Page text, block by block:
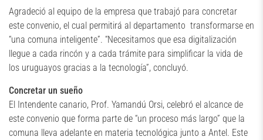
Agradeció al equipo de la empresa que trabajó para concretar
este convenio, el cual permitirá al departamento transformarse en
“una comuna inteligente”. “Necesitamos que esa digitalización
llegue a cada rincón y a cada trámite para simplificar la vida de
los uruguayos gracias a la tecnología”, concluyó.
Concretar un sueño
El Intendente canario, Prof. Yamandú Orsi, celebró el alcance de
este convenio que forma parte de “un proceso más largo” que la
comuna lleva adelante en materia tecnológica junto a Antel. Este